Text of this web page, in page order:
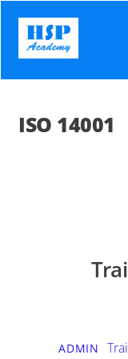
content
ISO 14001
ADMIN